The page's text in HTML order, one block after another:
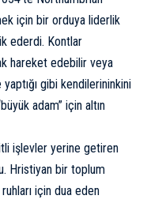
için bir orduya liderlik
ederdi. Kontlar
hareket edebilir veya
gibi kendilerininkini
adam” için altın
işlevler yerine getiren
Hristiyan bir toplum
ruhları için dua eden